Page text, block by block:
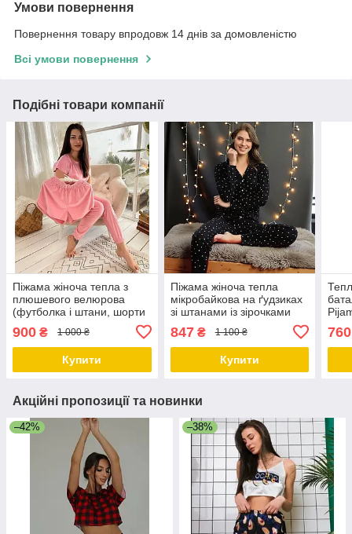
Умови повернення
Повернення товару впродовж 14 днів за домовленістю
Всі умови повернення
Подібні товари компанії
Піжама жіноча тепла з
плюшевого велюрова
(футболка і штани, шорти
900 ₴ 1 000 ₴
Купити
Піжама жіноча тепла
мікробайкова на ґудзиках
зі штанами із зірочками
847₴ 1 100 ₴
Купити
760
Акційні пропозиції та новинки
–42% –38%